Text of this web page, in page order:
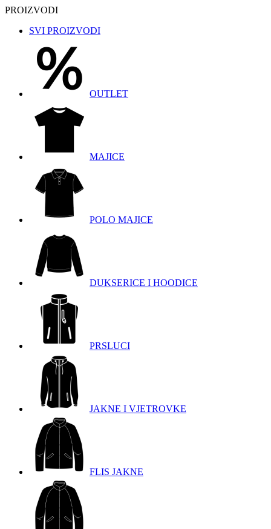
PROIZVODI
SVI PROIZVODI
OUTLET
MAJICE
POLO MAJICE
DUKSERICE I HOODICE
PRSLUCI
JAKNE I VJETROVKE
FLIS JAKNE